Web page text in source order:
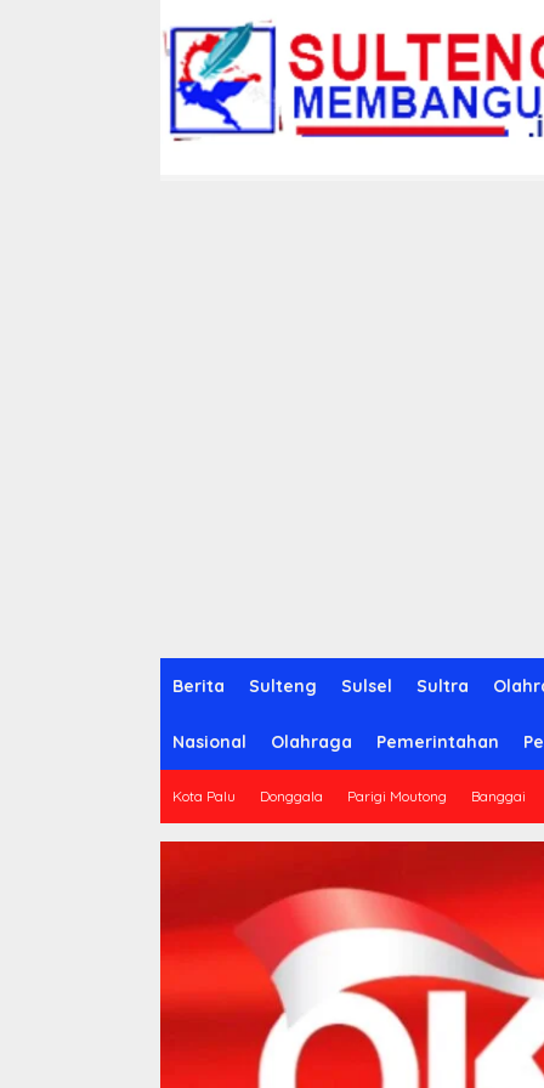
Berita Sulteng Sulsel Sultra
Nasional Olahraga Pemerintahan
Kota Palu Donggala Parigi Moutong Banggai